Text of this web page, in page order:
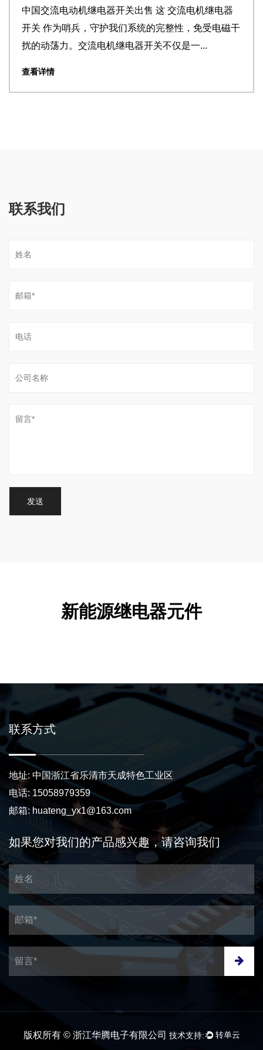
电机继电器
，免受电磁干
一...
设计带连接器制造商的PCB外壳 印刷
（PCB）及其外壳之间的连接对于功
重要。当我们考虑带有连接器的PCB
联系我们
新能源继电器元件
联系方式
地址: 中国浙江省乐清市天成特色工业区
电话: 15058979359
邮箱: huateng_yx1@163.com
如果您对我们的产品感兴趣，请咨询我们
版权所有 © 浙江华腾电子有限公司